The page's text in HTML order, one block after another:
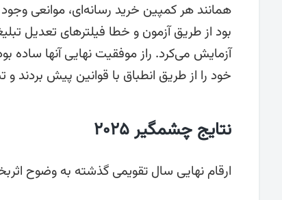
همانند هر کمپین خرید رسانه‌ای، موانعی
بود از طریق آزمون و خطا فیلترهای تعدیل
آزمایش می‌کرد. راز موفقیت نهایی آنها ساده
خود را از طریق انطباق با قوانین پیش بردند
نتایج چشمگیر ۲۰۲۵
ارقام نهایی سال تقویمی گذشته به وضوح